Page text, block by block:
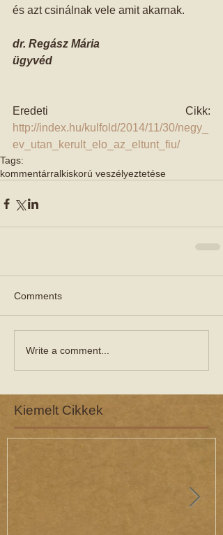
és azt csinálnak vele amit akarnak.
dr. Regász Mária
ügyvéd
http://index.hu/kulfold/2014/11/30/negy_
ev_utan_kerult_elo_az_eltunt_fiu/
Tags:
kommentárralkiskorú veszélyeztetése
Comments
Write a comment...
Kiemelt Cikkek